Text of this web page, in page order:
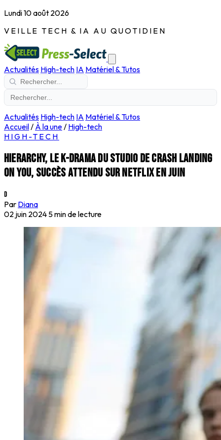
Lundi 10 août 2026
VEILLE TECH & IA AU QUOTIDIEN
Actualités High-tech IA Matériel & Tutos
Actualités High-tech IA Matériel & Tutos
Accueil/ À la une/ High-tech
HIGH-TECH
Hierarchy, le K-drama du studio de Crash Landing
on You, succès attendu sur Netflix en juin
D
Par Diana
02 juin 2024 5 min de lecture